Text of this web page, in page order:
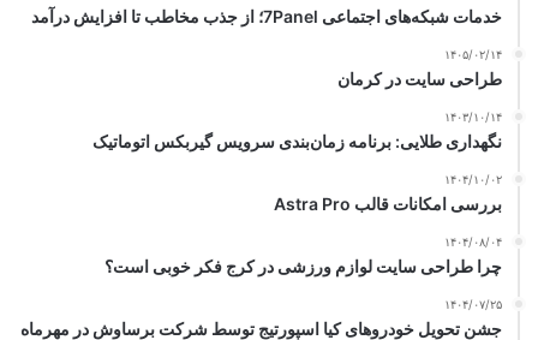
خدمات شبکه‌های اجتماعی 7Panel؛ از جذب مخاطب تا افزایش درآمد
۱۴۰۵/۰۲/۱۴
طراحی سایت در کرمان
۱۴۰۳/۱۰/۱۴
نگهداری طلایی: برنامه زمان‌بندی سرویس گیربکس اتوماتیک
۱۴۰۴/۱۰/۰۲
بررسی امکانات قالب Astra Pro
۱۴۰۴/۰۸/۰۴
چرا طراحی سایت لوازم ورزشی در کرج فکر خوبی است؟
۱۴۰۴/۰۷/۲۵
جشن تحویل خودروهای کیا اسپورتیج توسط شرکت برساوش در مهرماه